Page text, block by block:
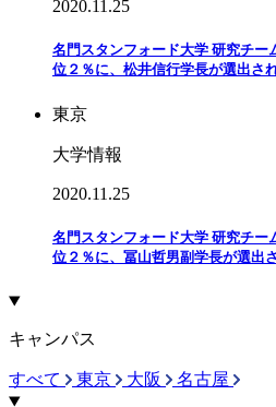
2020.11.25
名門スタンフォード大学 研究チー
位２％に、松井信行学長が選出さ
東京
大学情報
2020.11.25
名門スタンフォード大学 研究チー
位２％に、冨山哲男副学長が選出
キャンパス
すべて 東京 大阪 名古屋